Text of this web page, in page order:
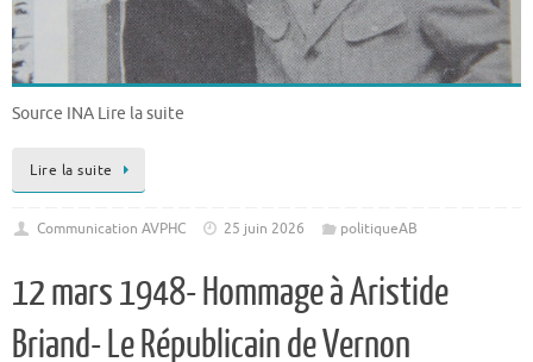
Source INA Lire la suite
Lire la suite
Communication AVPHC 25 juin 2026 politiqueAB
12 mars 1948- Hommage à Aristide
Briand- Le Républicain de Vernon